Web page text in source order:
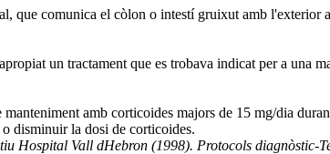
que comunica el còlon o intestí gruixut amb l'exterior
un tractament que es trobava indicat per a una
manteniment amb corticoides majors de 15 mg/dia
disminuir la dosi de corticoides.
Hospital Vall dHebron (1998). Protocols diagnòstic-